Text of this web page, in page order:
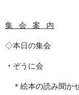
集 会 案
内
◇本日の集会
・ ぞうに会
＊絵本の読み聞か